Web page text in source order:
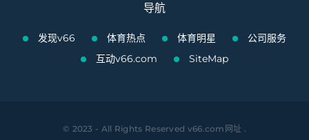
导航
发现v66 体育热点 体育明星
公司服务
互动v66.com
SiteMap
© 2023 - All Rights Reserved v66.com网址 .